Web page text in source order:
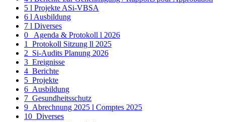
5 l Projekte ASi-VBSA
6 l Ausbildung
7 l Diverses
0_ Agenda & Protokoll l 2026
1_Protokoll Sitzung ll 2025
2_Si-Audits Planung 2026
3_Ereignisse
4_Berichte
5_Projekte
6_Ausbildung
7_Gesundheitsschutz
9_Abrechnung 2025 l Comptes 2025
10_Diverses